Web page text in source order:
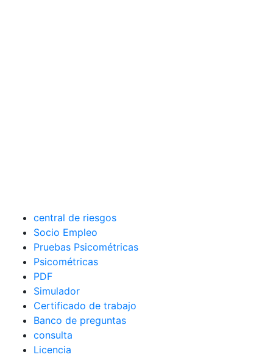
central de riesgos
Socio Empleo
Pruebas Psicométricas
Psicométricas
PDF
Simulador
Certificado de trabajo
Banco de preguntas
consulta
Licencia